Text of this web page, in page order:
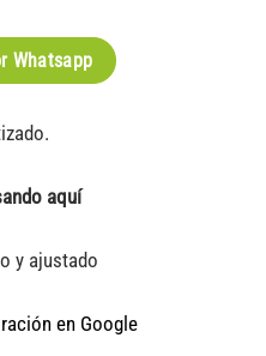
Whatsapp
aquí
y ajustado
en Google